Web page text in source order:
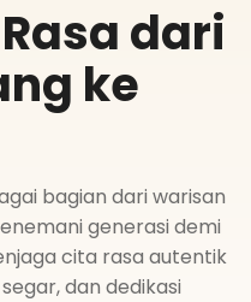
dari
ke
bagian dari warisan
generasi demi
cita rasa autentik
dan dedikasi